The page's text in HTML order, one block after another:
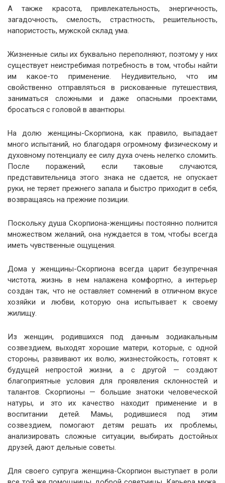
А также красота, привлекательность, энергичность,
загадочность, смелость, страстность, решительность,
напористость, мужской склад ума.
Жизненные силы их буквально переполняют, поэтому у них
существует неистребимая потребность в том, чтобы найти
им какое-то применение. Неудивительно, что им
свойственно отправляться в рискованные путешествия,
заниматься сложными и даже опасными проектами,
бросаться с головой в авантюры.
На долю женщины-Скорпиона, как правило, выпадает
много испытаний, но благодаря огромному физическому и
духовному потенциалу ее силу духа очень нелегко сломить.
После поражений, если таковые случаются,
представительница этого знака не сдается, не опускает
руки, не теряет прежнего запала и быстро приходит в себя,
возвращаясь на прежние позиции.
Поскольку душа Скорпиона-женщины постоянно полнится
множеством желаний, она нуждается в том, чтобы всегда
иметь чувственные ощущения.
Дома у женщины-Скорпиона всегда царит безупречная
чистота, жизнь в нем налажена комфортно, а интерьер
создан так, что не оставляет сомнений в отличном вкусе
хозяйки и любви, которую она испытывает к своему
жилищу.
Из женщин, родившихся под данным зодиакальным
созвездием, выходят хорошие матери, которые, с одной
стороны, развивают их волю, жизнестойкость, готовят к
будущей непростой жизни, а с другой — создают
благоприятные условия для проявления склонностей и
талантов. Скорпионы — большие знатоки человеческой
натуры, и это их качество находит применение и в
воспитании детей. Мамы, родившиеся под этим
созвездием, помогают детям решать их проблемы,
анализировать сложные ситуации, выбирать достойных
друзей, дают дельные советы.
Для своего супруга женщина-Скорпион выступает в роли